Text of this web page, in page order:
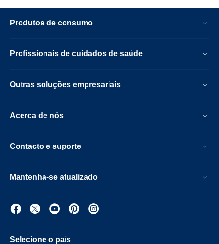
Produtos de consumo
Profissionais de cuidados de saúde
Outras soluções empresariais
Acerca de nós
Contacto e suporte
Mantenha-se atualizado
Selecione o país